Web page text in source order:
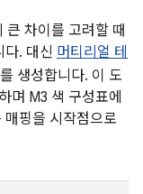
차이를 고려할 때
다. 대신 머티리얼 테
생성합니다. 이 도
며 M3 색 구성표에
핑을 시작점으로